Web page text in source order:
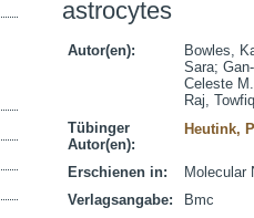
astrocytes
Autor(en):
Bowles,
Sara;
Celeste M.
Raj,
Tübinger
Autor(en):
Heutink,
Erschienen in:
Molecular
Verlagsangabe:
Bmc